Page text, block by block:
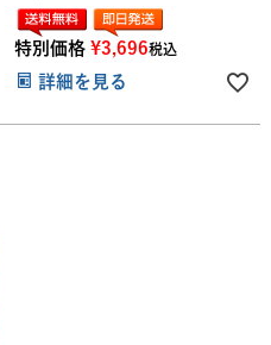
特別価格 ¥3,696税込
詳細を見る